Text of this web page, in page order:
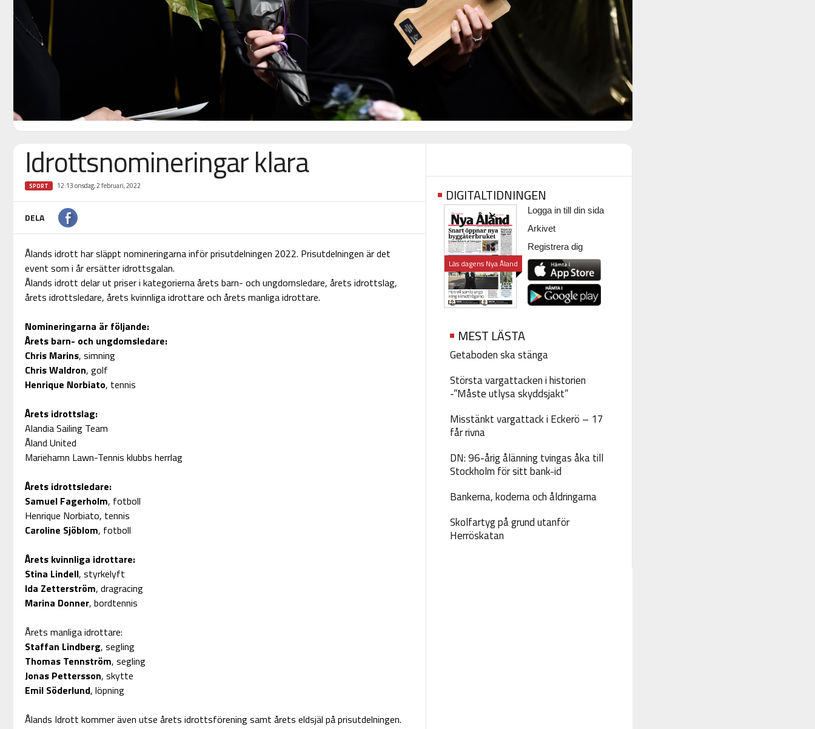
Idrottsnomineringar klara
SPORT 12:13 onsdag, 2 februari, 2022
DELA
Ålands idrott har släppt nomineringarna inför prisutdelningen 2022. Prisutdelningen är det
event som i år ersätter idrottsgalan.
Ålands idrott delar ut priser i kategorierna årets barn- och ungdomsledare, årets idrottslag,
årets idrottsledare, årets kvinnliga idrottare och årets manliga idrottare.
Nomineringarna är följande:
Årets barn- och ungdomsledare:
Chris Marins, simning
Chris Waldron, golf
Henrique Norbiato, tennis
Årets idrottslag:
Alandia Sailing Team
Åland United
Mariehamn Lawn-Tennis klubbs herrlag
Årets idrottsledare:
Samuel Fagerholm, fotboll
Henrique Norbiato, tennis
Caroline Sjöblom, fotboll
Årets kvinnliga idrottare:
Stina Lindell, styrkelyft
Ida Zetterström, dragracing
Marina Donner, bordtennis
Årets manliga idrottare:
Staffan Lindberg, segling
Thomas Tennström, segling
Jonas Pettersson, skytte
Emil Söderlund, löpning
Ålands Idrott kommer även utse årets idrottsförening samt årets eldsjäl på prisutdelningen.
DIGITALTIDNINGEN
Läs dagens Nya Åland
Logga in till din sida
Arkivet
Registrera dig
MEST LÄSTA
Getaboden ska stänga
Största vargattacken i historien
-”Måste utlysa skyddsjakt”
Misstänkt vargattack i Eckerö – 17
får rivna
DN: 96-årig ålänning tvingas åka till
Stockholm för sitt bank-id
Bankerna, koderna och åldringarna
Skolfartyg på grund utanför
Herröskatan